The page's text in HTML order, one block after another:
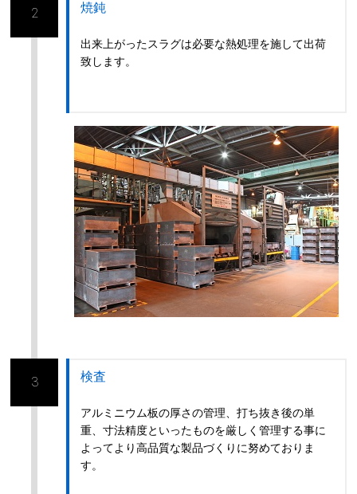
2 焼鈍
出来上がったスラグは必要な熱処理を施して出荷
致します。
3 検査
アルミニウム板の厚さの管理、打ち抜き後の単
重、寸法精度といったものを厳しく管理する事に
よってより高品質な製品づくりに努めておりま
す。